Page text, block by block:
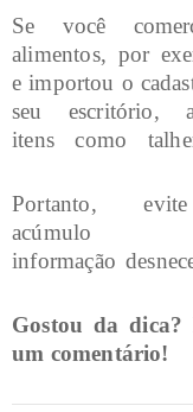
Se você
alimentos, por
e importou o
seu escritório,
itens como
sacos plásticos
no cadastro de
No entanto,
Portanto,
acúmulo
informação
e busque os
forma mais
Gostou da dica?
um comentário!